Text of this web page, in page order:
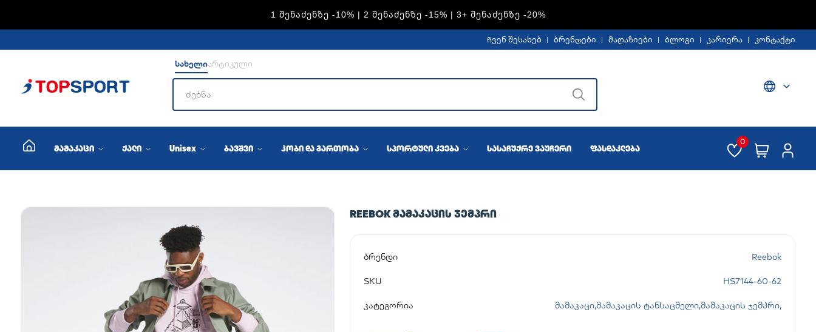
ADIDAS — 1 ᲨᲔᲜᲐᲫᲔᲜᲖᲔ -15% | 2 ᲨᲔᲜᲐᲫᲔᲜᲖᲔ -20% | 3+ ᲨᲔᲜᲐᲫᲔᲜᲖᲔ -30%
ჩვენ შესახებ ბრენდები მაღაზიები ბლოგი კარიერა კონტაქტი
სახელიარტიკული
მამაკაცი ქალი Unisex ბავშვი ჰობი და გართობა სპორტული კვება სასაჩუქრე ვაუჩერი ფასდაკლება
0
REEBOK ᲛᲐᲛᲐᲙᲐᲪᲘᲡ ᲯᲔᲛᲞᲠᲘ
ბრენდი Reebok
SKU HS7144-60-62
კატეგორია მამაკაცი,მამაკაცის ტანსაცმელი,მამაკაცის ჯემპრი,